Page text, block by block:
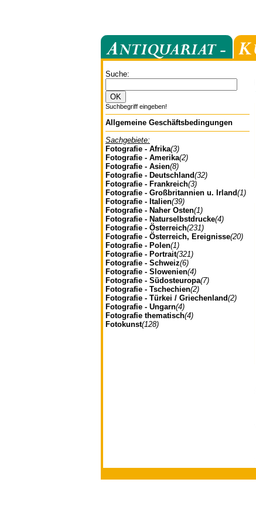
Suche:
Suchbegriff eingeben!
Allgemeine Geschäftsbedingungen
Sachgebiete:
Fotografie - Afrika(3)
Fotografie - Amerika(2)
Fotografie - Asien(8)
Fotografie - Deutschland(32)
Fotografie - Frankreich(3)
Fotografie - Großbritannien u. Irland(1)
Fotografie - Italien(39)
Fotografie - Naher Osten(1)
Fotografie - Naturselbstdrucke(4)
Fotografie - Österreich(231)
Fotografie - Österreich, Ereignisse(20)
Fotografie - Polen(1)
Fotografie - Portrait(321)
Fotografie - Schweiz(6)
Fotografie - Slowenien(4)
Fotografie - Südosteuropa(7)
Fotografie - Tschechien(2)
Fotografie - Türkei / Griechenland(2)
Fotografie - Ungarn(4)
Fotografie thematisch(4)
Fotokunst(128)